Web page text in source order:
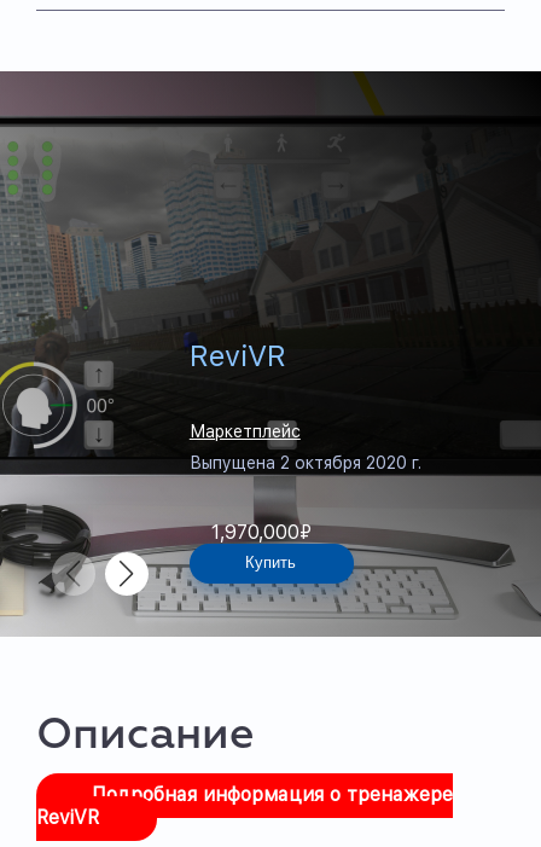
ReviVR
Маркетплейс
Выпущена 2 октября 2020 г.
1,970,000₽
Купить
Описание
Подробная информация о тренажере
ReviVR